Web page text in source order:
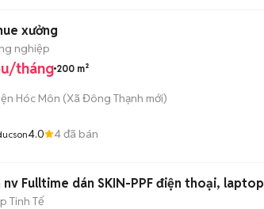
xưởng
nghiệp
tháng 200 m²
Hóc Môn (Xã Đông Thạnh mới)
4.0 4đã bán
nv Fulltime dán SKIN-PPF điện thoại, laptop
Tinh Tế